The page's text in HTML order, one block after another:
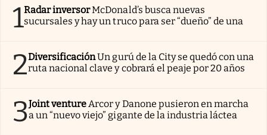
1Radar inversorMcDonald’s busca nuevas
sucursales y hay un truco para ser “dueño” de una
2DiversificaciónUn gurú de la City se quedó con una
ruta nacional clave y cobrará el peaje por 20 años
3Joint ventureArcor y Danone pusieron en marcha
a un “nuevo viejo” gigante de la industria láctea